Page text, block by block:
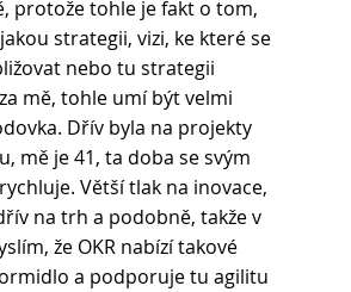
protože tohle je fakt o tom,
strategii, vizi, ke které se
nebo tu strategii
mě, tohle umí být velmi
Dřív byla na projekty
mě je 41, ta doba se svým
Větší tlak na inovace,
na trh a podobně, takže v
že OKR nabízí takové
a podporuje tu agilitu